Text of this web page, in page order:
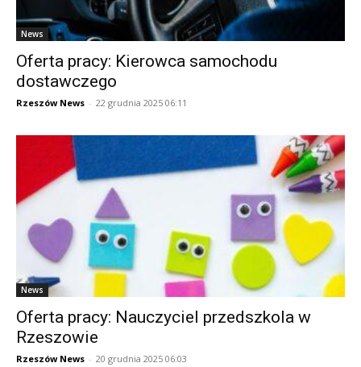
News
Oferta pracy: Kierowca samochodu
dostawczego
Rzeszów News - 22 grudnia 2025 06:11
News
Oferta pracy: Nauczyciel przedszkola w
Rzeszowie
Rzeszów News - 20 grudnia 2025 06:03